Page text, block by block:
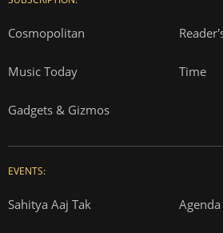
Cosmopolitan
Music Today Time
Gadgets & Gizmos
EVENTS:
Sahitya Aaj Tak